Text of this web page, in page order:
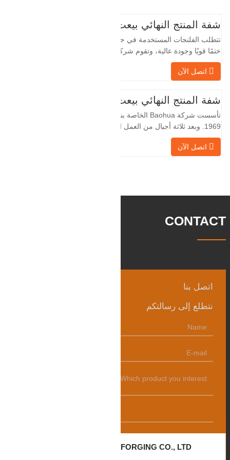
شفة المنتج النهائي بيعت
تتطلب الفلنجات المستخدمة في حقول النفط
الخاصة بنا بمعالجة الفلنجات في حقول النفط
لسنوات عديدة وتقوم بتصديرها بشكل غير
لأن الصناعة المحلية ليست مثالية، فإننا نريد
الاستيراد والتصدير مباشرة مع العملاء
الأجانب،
اتصل الآن
شفة المنتج النهائي بيعت
تأسست شركة Baohua الخاصة بنا في عام
1969. وبعد ثلاثة أجيال من العمل الشاق،
وتوليد طاقة الرياح وقطع
اتصل الآن
CONTACT
اتصل بنا
نتطلع إلى رسالتكم
ZHANGQIU BAOHUA FORGING CO., LTD.